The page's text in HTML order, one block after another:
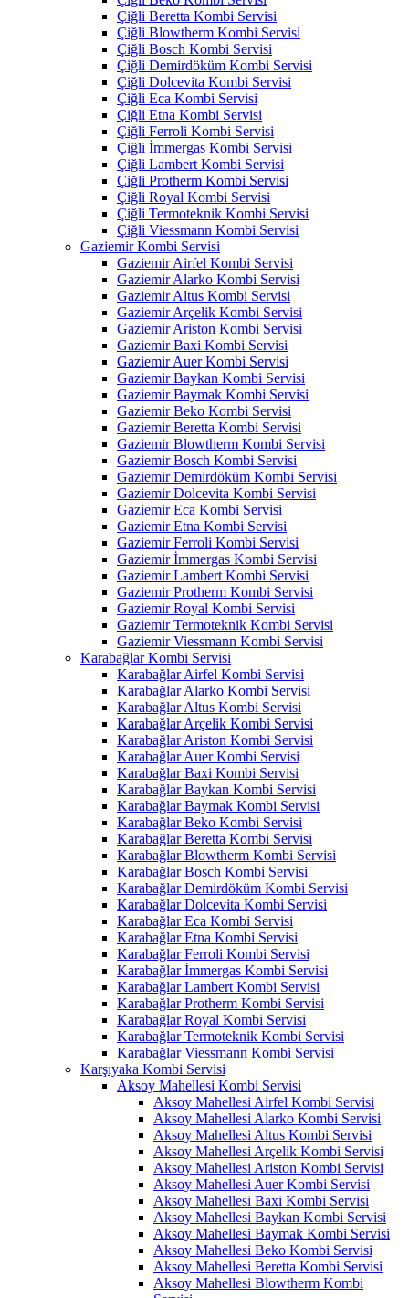
Çiğli Beretta Kombi Servisi
Çiğli Blowtherm Kombi Servisi
Çiğli Bosch Kombi Servisi
Çiğli Demirdöküm Kombi Servisi
Çiğli Dolcevita Kombi Servisi
Çiğli Eca Kombi Servisi
Çiğli Etna Kombi Servisi
Çiğli Ferroli Kombi Servisi
Çiğli İmmergas Kombi Servisi
Çiğli Lambert Kombi Servisi
Çiğli Protherm Kombi Servisi
Çiğli Royal Kombi Servisi
Çiğli Termoteknik Kombi Servisi
Çiğli Viessmann Kombi Servisi
Gaziemir Kombi Servisi
Gaziemir Airfel Kombi Servisi
Gaziemir Alarko Kombi Servisi
Gaziemir Altus Kombi Servisi
Gaziemir Arçelik Kombi Servisi
Gaziemir Ariston Kombi Servisi
Gaziemir Baxi Kombi Servisi
Gaziemir Auer Kombi Servisi
Gaziemir Baykan Kombi Servisi
Gaziemir Baymak Kombi Servisi
Gaziemir Beko Kombi Servisi
Gaziemir Beretta Kombi Servisi
Gaziemir Blowtherm Kombi Servisi
Gaziemir Bosch Kombi Servisi
Gaziemir Demirdöküm Kombi Servisi
Gaziemir Dolcevita Kombi Servisi
Gaziemir Eca Kombi Servisi
Gaziemir Etna Kombi Servisi
Gaziemir Ferroli Kombi Servisi
Gaziemir İmmergas Kombi Servisi
Gaziemir Lambert Kombi Servisi
Gaziemir Protherm Kombi Servisi
Gaziemir Royal Kombi Servisi
Gaziemir Termoteknik Kombi Servisi
Gaziemir Viessmann Kombi Servisi
Karabağlar Kombi Servisi
Karabağlar Airfel Kombi Servisi
Karabağlar Alarko Kombi Servisi
Karabağlar Altus Kombi Servisi
Karabağlar Arçelik Kombi Servisi
Karabağlar Ariston Kombi Servisi
Karabağlar Auer Kombi Servisi
Karabağlar Baxi Kombi Servisi
Karabağlar Baykan Kombi Servisi
Karabağlar Baymak Kombi Servisi
Karabağlar Beko Kombi Servisi
Karabağlar Beretta Kombi Servisi
Karabağlar Blowtherm Kombi Servisi
Karabağlar Bosch Kombi Servisi
Karabağlar Demirdöküm Kombi Servisi
Karabağlar Dolcevita Kombi Servisi
Karabağlar Eca Kombi Servisi
Karabağlar Etna Kombi Servisi
Karabağlar Ferroli Kombi Servisi
Karabağlar İmmergas Kombi Servisi
Karabağlar Lambert Kombi Servisi
Karabağlar Protherm Kombi Servisi
Karabağlar Royal Kombi Servisi
Karabağlar Termoteknik Kombi Servisi
Karabağlar Viessmann Kombi Servisi
Karşıyaka Kombi Servisi
Aksoy Mahellesi Kombi Servisi
Aksoy Mahellesi Airfel Kombi Servisi
Aksoy Mahellesi Alarko Kombi Servisi
Aksoy Mahellesi Altus Kombi Servisi
Aksoy Mahellesi Arçelik Kombi Servisi
Aksoy Mahellesi Ariston Kombi Servisi
Aksoy Mahellesi Auer Kombi Servisi
Aksoy Mahellesi Baxi Kombi Servisi
Aksoy Mahellesi Baykan Kombi Servisi
Aksoy Mahellesi Baymak Kombi Servisi
Aksoy Mahellesi Beko Kombi Servisi
Aksoy Mahellesi Beretta Kombi Servisi
Aksoy Mahellesi Blowtherm Kombi